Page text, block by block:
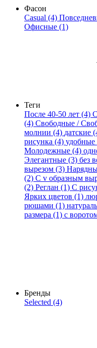
Фасон
Casual (4)
Офисные (1)
Теги
После 40-50 лет (4)
(4) Свободные /
молнии (4) датские
рисунка (4) удобные
Молодежные (4)
Элегантные (3) без
вырезом (3)
(2) С v образным
(2) Реглан (1) С
Ярких цветов (1)
рюшами (1)
размера (1) с
Бренды
Selected (4)